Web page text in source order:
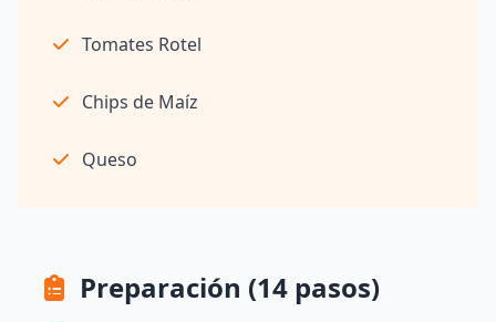
Tomates Rotel
Chips de Maíz
Queso
Preparación (14 pasos)